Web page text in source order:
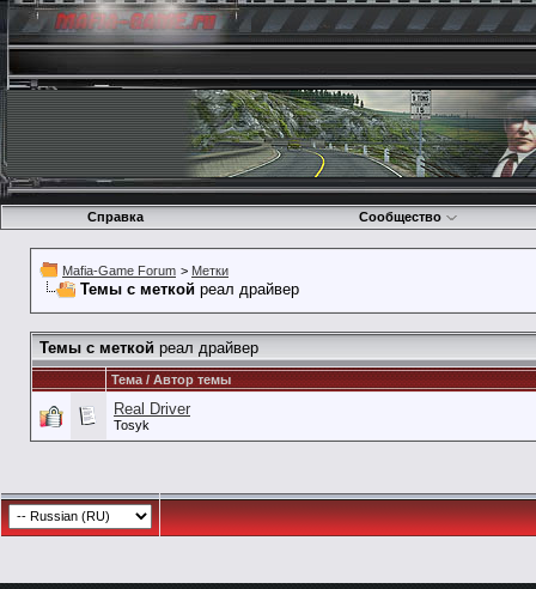
Справка Сообщество
Mafia-Game Forum > Метки
Темы с меткой реал драйвер
Темы с меткой реал драйвер
Тема / Автор темы
Real Driver
Tosyk